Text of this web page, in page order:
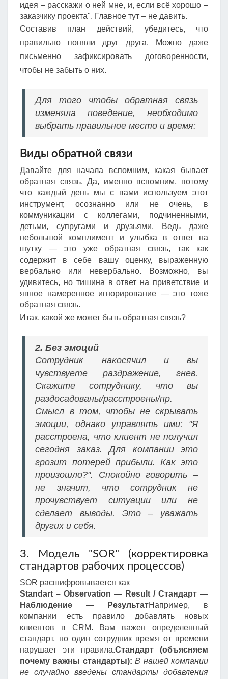
идея – расскажи о ней мне, и, если всё хорошо –
заказчику проекта". Главное тут – не давить.
Составив план действий, убедитесь, что
правильно поняли друг друга. Можно даже
письменно зафиксировать договоренности,
чтобы не забыть о них.
Для того чтобы обратная связь
изменяла поведение, необходимо
выбрать правильное место и время:
Виды обратной связи
Давайте для начала вспомним, какая бывает
обратная связь. Да, именно вспомним, потому
что каждый день мы с вами используем этот
инструмент, осознанно или не очень, в
коммуникации с коллегами, подчиненными,
детьми, супругами и друзьями. Ведь даже
небольшой комплимент и улыбка в ответ на
шутку — это уже обратная связь, так как
содержит в себе вашу оценку, выраженную
вербально или невербально. Возможно, вы
удивитесь, но тишина в ответ на приветствие и
явное намеренное игнорирование — это тоже
обратная связь.
Итак, какой же может быть обратная связь?
2. Без эмоций
Сотрудник накосячил и вы
чувствуете раздражение, гнев.
Скажите сотруднику, что вы
раздосадованы/расстроены/пр.
Смысл в том, чтобы не скрывать
эмоции, однако управлять ими: "Я
расстроена, что клиент не получил
сегодня заказ. Для компании это
грозит потерей прибыли. Как это
произошло?". Спокойно говорить –
не значит, что сотрудник не
прочувствует ситуации или не
сделает выводы. Это – уважать
других и себя.
3. Модель "SOR" (корректировка
стандартов рабочих процессов)
SOR расшифровывается как
Standart – Observation — Result / Стандарт —
Наблюдение — РезультатНапример, в
компании есть правило добавлять новых
клиентов в CRM. Вам важен определенный
стандарт, но один сотрудник время от времени
нарушает эти правила.Стандарт (объясняем
почему важны стандарты): В нашей компании
не случайно введены стандарты добавления